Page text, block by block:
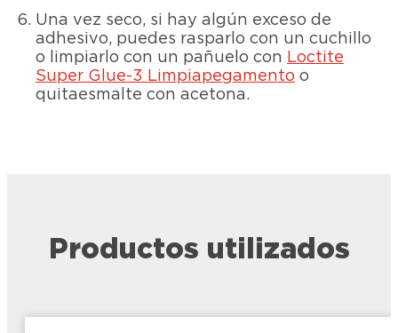
Una vez seco, si hay algún exceso de
adhesivo, puedes rasparlo con un cuchillo
o limpiarlo con un pañuelo con Loctite
Super Glue-3 Limpiapegamento o
quitaesmalte con acetona.
Productos utilizados